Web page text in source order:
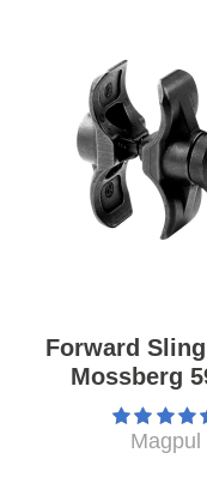
Forward
Mossberg
Magpul